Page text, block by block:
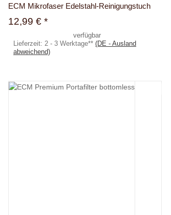
ECM Mikrofaser Edelstahl-Reinigungstuch
12,99 € *
verfügbar
Lieferzeit: 2 - 3 Werktage** (DE - Ausland
abweichend)